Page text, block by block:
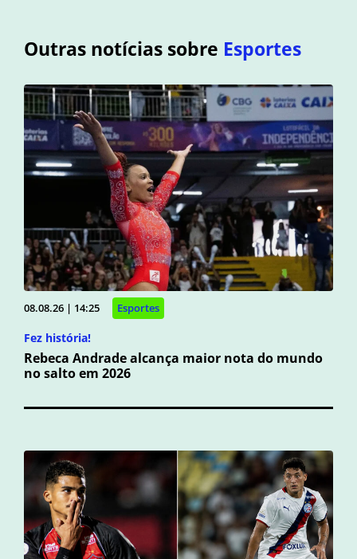
Outras notícias sobre Esportes
08.08.26 | 14:25 Esportes
Fez história!
Rebeca Andrade alcança maior nota do mundo
no salto em 2026